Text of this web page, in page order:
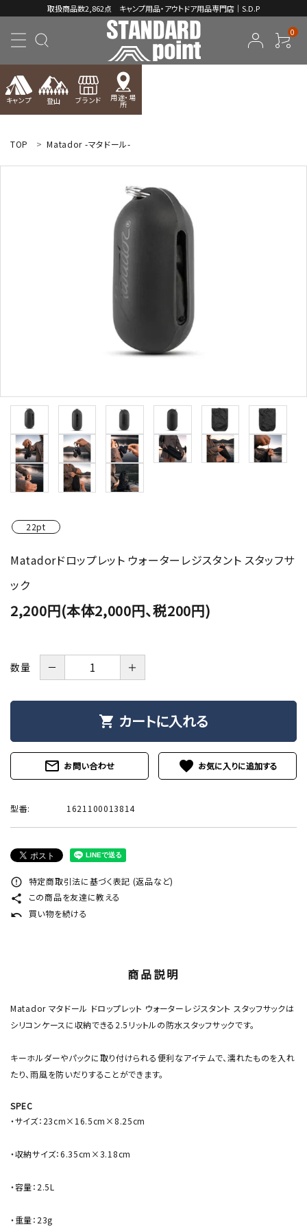
取扱商品数2,862点 キャンプ用品・アウトドア用品専門店｜S.D.P
0
キャンプ 登山 ブランド 用途・場
所
ようこそ ゲスト 様
TOP Matador -マタドール-
22pt
Matadorドロップレット ウォーターレジスタント スタッフサ
ック
2,200円(本体2,000円、税200円)
数量 － ＋
shopping_cart カートに入れる
mail_outline お問い合わせ favorite
型番: 1621100013814
error_outline 特定商取引法に基づく表記 (返品など)
share この商品を友達に教える
undo 買い物を続ける
商品説明
Matador マタドール ドロップレット ウォーターレジスタント スタッフサックは
シリコンケースに収納できる2.5リットルの防水スタッフサックです。
キーホルダーやパックに取り付けられる便利なアイテムで、濡れたものを入れ
たり、雨風を防いだりすることができます。
SPEC
・サイズ：23cm×16.5cm×8.25cm
・収納サイズ：6.35cm×3.18cm
・容量：2.5L
・重量：23g